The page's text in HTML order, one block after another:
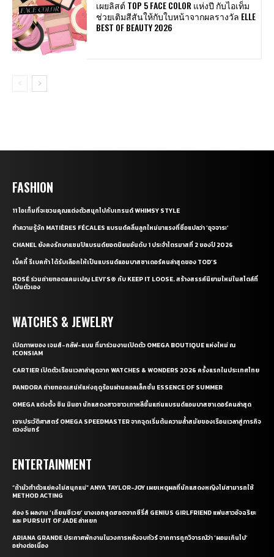
เผยลิสต์ TOP 5 FACE COLOR แห่งปี กับไอเท็ม
ช่วยเติมสีสันให้กับใบหน้าจากผลรางวัล ELLE
BEST OF BEAUTY 2026
FASHION
11 ไอเท็มที่จะชวนคุณแต่งตัวสนุกไปกับเทรนด์ WHIMSY STYLE
ทำความรู้จัก MATIÈRES FÉCALES แบรนด์คลื่นลูกใหม่มาแรงที่ชื่อแปลว่า ‘อุจจาระ’
CHANEL ยังคงรักษาแชมป์แบรนด์ยอดนิยมอันดับ 1 ประจำไตรมาสที่ 2 ของปี 2026
เบ็คกี้ รีเบคก้า ได้รับเลือกให้เป็นแบรนด์แอมบาสซาเดอร์คนล่าสุดของ TOD’S
ROSÉ ร่วมถ่ายทอดแคมเปญ LEVI’S® กับ KEEP IT LOOSE. สร้างสรรค์นิยามใหม่ในสไตล์ที่
เป็นตัวเอง
WATCHES & JEWELRY
เปิดภาพของ เจมส์-กลัฟ-แบม ที่มาร่วมงานเปิดตัว OMEGA BOUTIQUE แห่งใหม่ ณ
ICONSIAM
CARTIER เปิดตัวเรือนเวลาล่าสุดจาก WATCHES & WONDERS 2026 ครั้งแรกในประเทศไทย
PANDORA ถ่ายทอดเสน่ห์แห่งฤดูร้อนผ่านคอลเล็กชั่น ESSENCE OF SUMMER
OMEGA แต่งตั้ง ชิน มินอา นักแสดงสาวชาวเกาหลีขึ้นแท่นแบรนด์แอมบาสซาเดอร์คนล่าสุด
เจาะประวัติศาสตร์ OMEGA SPEEDMASTER จากจุดเริ่มต้นความล้ำสมัยของเรือนเวลาสู่ภารกิจ
ดวงจันทร์
ENTERTAINMENT
“ถ้ามัวทำตัวแย่คงไม่สนุกแน่” ANYA TAYLOR-JOY เผยเหตุผลที่นักแสดงหญิงไม่สามารถใช้
METHOD ACTING
ส่อง 5 ผลงาน ‘เถียนซีเวย’ นางเอกสุดฮอตจากซีรี่ส์ GENIUS GIRLFRIEND แฟนสาวอัจฉริยะ
และ PURSUIT OF JADE ล่าหยก
ARIANA GRANDE ประกาศพักงานในวงการหลังจบทัวร์ จากการถูกวิจารณ์ว่า ‘ผอมเกินไป’
อย่างต่อเนื่อง